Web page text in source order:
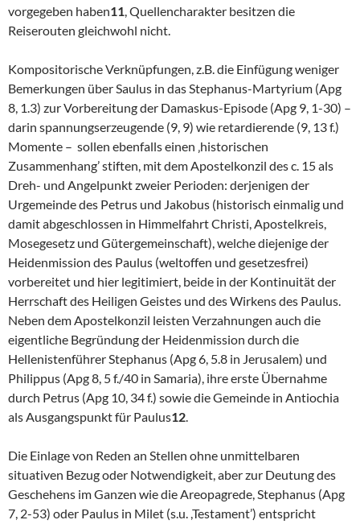
vorgegeben haben11, Quellencharakter besitzen die
Reiserouten gleichwohl nicht.
Kompositorische Verknüpfungen, z.B. die Einfügung weniger
Bemerkungen über Saulus in das Stephanus-Martyrium (Apg
8, 1.3) zur Vorbereitung der Damaskus-Episode (Apg 9, 1-30) –
darin spannungserzeugende (9, 9) wie retardierende (9, 13 f.)
Momente – sollen ebenfalls einen ‚historischen
Zusammenhang’ stiften, mit dem Apostelkonzil des c. 15 als
Dreh- und Angelpunkt zweier Perioden: derjenigen der
Urgemeinde des Petrus und Jakobus (historisch einmalig und
damit abgeschlossen in Himmelfahrt Christi, Apostelkreis,
Mosegesetz und Gütergemeinschaft), welche diejenige der
Heidenmission des Paulus (weltoffen und gesetzesfrei)
vorbereitet und hier legitimiert, beide in der Kontinuität der
Herrschaft des Heiligen Geistes und des Wirkens des Paulus.
Neben dem Apostelkonzil leisten Verzahnungen auch die
eigentliche Begründung der Heidenmission durch die
Hellenistenführer Stephanus (Apg 6, 5.8 in Jerusalem) und
Philippus (Apg 8, 5 f./40 in Samaria), ihre erste Übernahme
durch Petrus (Apg 10, 34 f.) sowie die Gemeinde in Antiochia
als Ausgangspunkt für Paulus12.
Die Einlage von Reden an Stellen ohne unmittelbaren
situativen Bezug oder Notwendigkeit, aber zur Deutung des
Geschehens im Ganzen wie die Areopagrede, Stephanus (Apg
7, 2-53) oder Paulus in Milet (s.u. ,Testament’) entspricht